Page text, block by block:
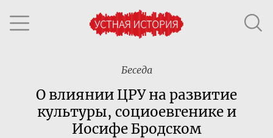
Беседа
О влиянии ЦРУ на развитие
культуры, социоевгенике и
Иосифе Бродском